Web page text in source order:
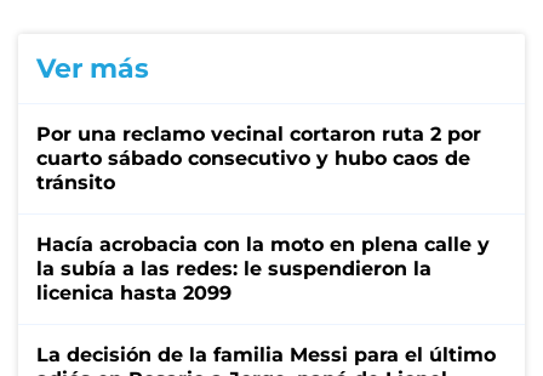
Ver más
Por una reclamo vecinal cortaron ruta 2 por
cuarto sábado consecutivo y hubo caos de
tránsito
Hacía acrobacia con la moto en plena calle y
la subía a las redes: le suspendieron la
licenica hasta 2099
La decisión de la familia Messi para el último